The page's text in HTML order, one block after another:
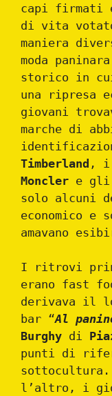
capi firmati
di vita
maniera
moda
storico in
una ripresa
giovani
marche di
Timberland , i
Moncler e gli
solo alcuni
economico e
amavano
I ritrovi
erano fast
derivava il
bar “Al
Burghy di
punti di
l’altro, i